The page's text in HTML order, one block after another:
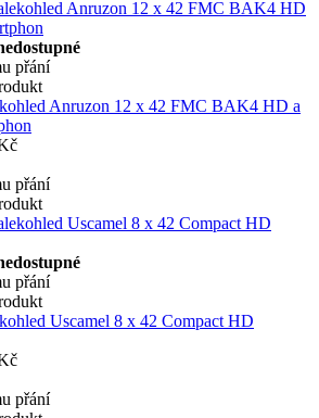
přání
Anruzon 12 x 42 FMC BAK4 HD a
přání
přání
Uscamel 8 x 42 Compact HD
přání